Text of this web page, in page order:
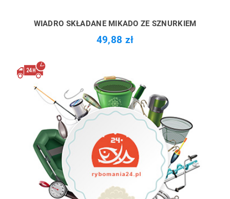
WIADRO SKŁADANE MIKADO ZE SZNURKIEM
49,88 zł